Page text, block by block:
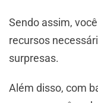
Sendo assim,
recursos
surpresas.
Além disso, com